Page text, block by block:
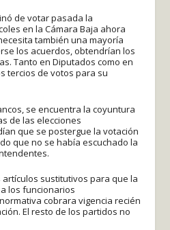
de votar pasada la
en la Cámara Baja ahora
también una mayoría
los acuerdos, obtendrían los
Tanto en Diputados como en
tercios de votos para su
se encuentra la coyuntura
de las elecciones
que se postergue la votación
que no se había escuchado la
sustitutivos para que la
los funcionarios
cobrara vigencia recién
El resto de los partidos no